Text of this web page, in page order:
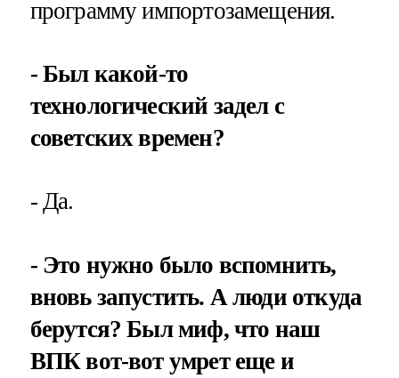
программу импортозамещения.
- Был какой-то
технологический задел с
советских времен?
- Да.
- Это нужно было вспомнить,
вновь запустить. А люди откуда
берутся? Был миф, что наш
ВПК вот-вот умрет еще и